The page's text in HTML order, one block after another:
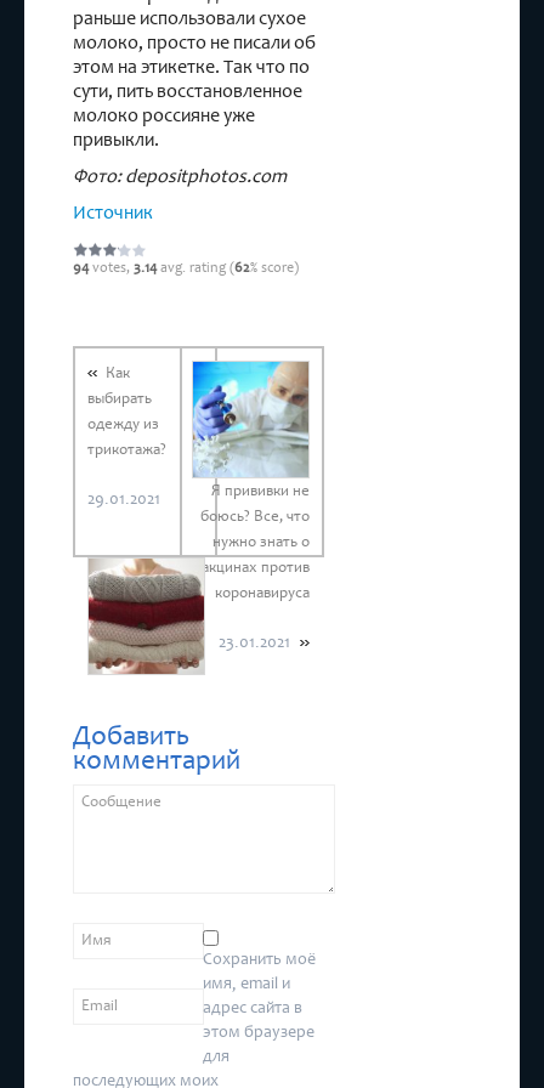
раньше использовали сухое
молоко, просто не писали об
этом на этикетке. Так что по
сути, пить восстановленное
молоко россияне уже
привыкли.
Фото: depositphotos.com
Источник
94votes, 3.14avg. rating (62% score)
Я прививки не
боюсь? Все, что
нужно знать о
вакцинах против
коронавируса
23.01.2021
Как
выбирать
одежду из
трикотажа?
29.01.2021
Добавить
комментарий
Сохранить моё
имя, email и
адрес сайта в
этом браузере
для
последующих моих